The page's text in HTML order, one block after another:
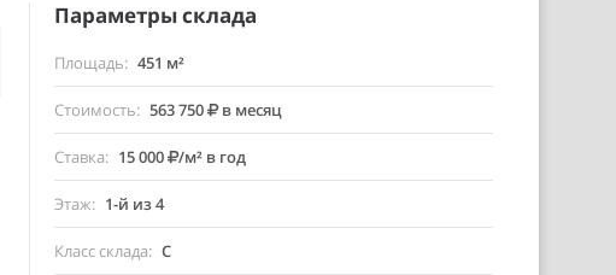
Параметры склада
Площадь 451 м²
Стоимость 563 750 в месяц
Ставка 15 000 /м² в год
Этаж 1-й из 4
Класс склада C